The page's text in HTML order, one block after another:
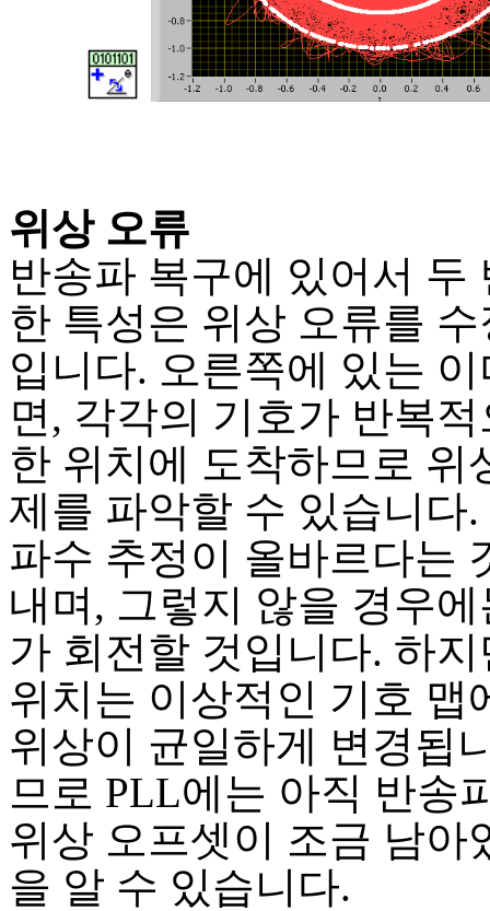
위상 오류
반송파 복구에 있어서 두
한 특성은 위상 오류를
입니다. 오른쪽에 있는
면, 각각의 기호가 반복
한 위치에 도착하므로 위
제를 파악할 수 있습니다
파수 추정이 올바르다는
내며, 그렇지 않을 경우
가 회전할 것입니다. 하
위치는 이상적인 기호 맵
위상이 균일하게 변경됩
므로 PLL에는 아직 반송
위상 오프셋이 조금 남아
을 알 수 있습니다.